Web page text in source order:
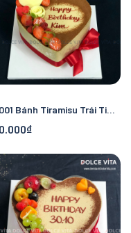
HS001 Bánh Tiramisu Trái Tim Ngọt Ngào